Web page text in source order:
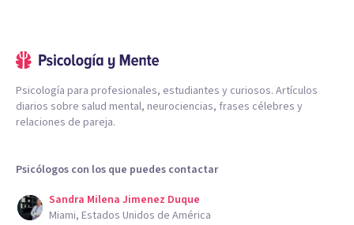
Psicología para profesionales, estudiantes y curiosos. Artículos
diarios sobre salud mental, neurociencias, frases célebres y
relaciones de pareja.
Psicólogos con los que puedes contactar
Sandra Milena Jimenez Duque
Miami, Estados Unidos de América